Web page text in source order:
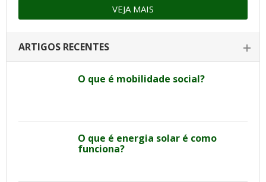
VEJA MAIS
ARTIGOS RECENTES
O que é mobilidade social?
O que é energia solar é como
funciona?